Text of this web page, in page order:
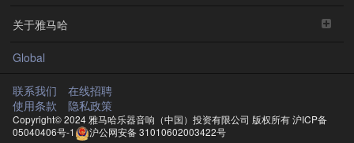
关于雅马哈
Global
联系我们
在线招聘
使用条款
隐私政策
Copyright© 2024 雅马哈乐器音响（中国）投资有限公司 版权所有沪ICP备
05040406号-1
沪公网安备 31010602003422号